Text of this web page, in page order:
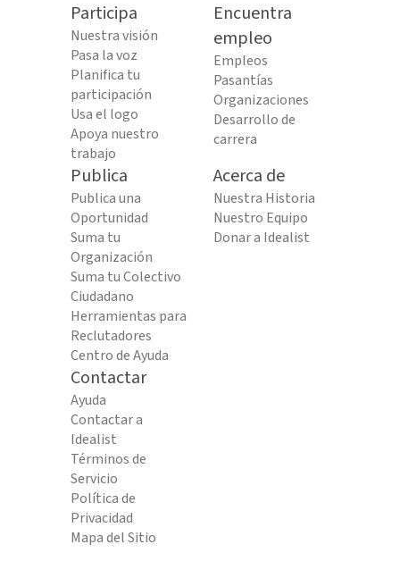
Participa
Nuestra visión
Pasa la voz
Planifica tu
participación
Usa el logo
Apoya nuestro
trabajo
Encuentra
empleo
Empleos
Pasantías
Organizaciones
Desarrollo de
carrera
Publica
Publica una
Oportunidad
Suma tu
Organización
Suma tu Colectivo
Ciudadano
Herramientas para
Reclutadores
Centro de Ayuda
Acerca de
Nuestra Historia
Nuestro Equipo
Donar a Idealist
Contactar
Ayuda
Contactar a
Idealist
Términos de
Servicio
Política de
Privacidad
Mapa del Sitio